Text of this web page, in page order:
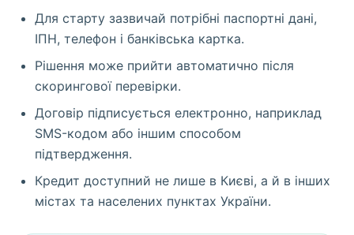
Для старту зазвичай потрібні паспортні дані,
ІПН, телефон і банківська картка.
Рішення може прийти автоматично після
скорингової перевірки.
Договір підписується електронно, наприклад
SMS-кодом або іншим способом
підтвердження.
Кредит доступний не лише в Києві, а й в інших
містах та населених пунктах України.